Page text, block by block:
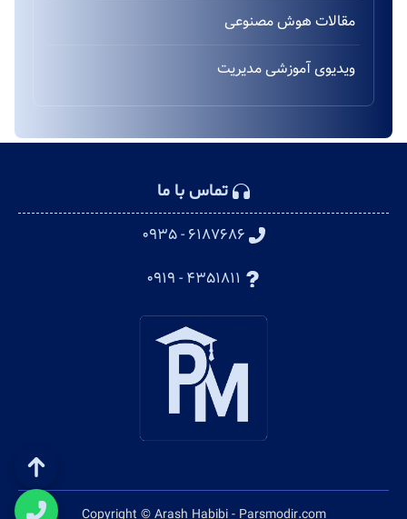
مقالات هوش مصنوعی
ویدیوی آموزشی مدیریت
تماس با ما
۶۱۸۷۶۸۶ - ۰۹۳۵
Copyright © Arash Habibi - Parsmodir.com